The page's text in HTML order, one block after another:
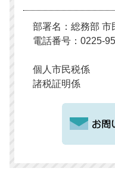
部署名：総務部 市
電話番号：0225-
個人市民税係
諸税証明係